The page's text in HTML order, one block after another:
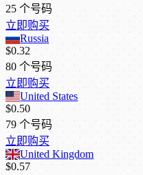
25 个号码
立即购买
Russia
$0.32
80 个号码
立即购买
United States
$0.50
79 个号码
立即购买
United Kingdom
$0.57